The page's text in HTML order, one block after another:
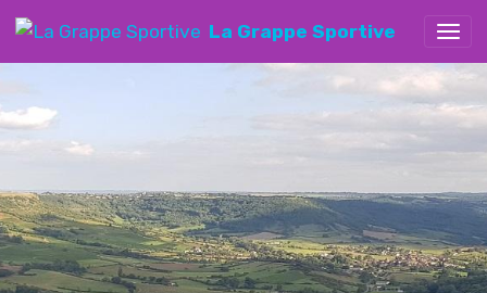
La Grappe Sportive